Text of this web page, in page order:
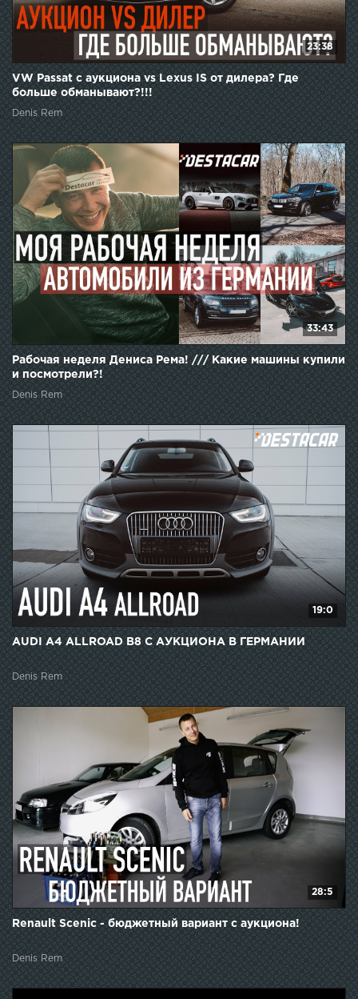
23:38
VW Passat с аукциона vs Lexus IS от дилера? Где
больше обманывают?!!!
Denis Rem
33:43
Рабочая неделя Дениса Рема! /// Какие машины купили
и посмотрели?!
Denis Rem
19:0
AUDI A4 ALLROAD B8 С АУКЦИОНА В ГЕРМАНИИ
Denis Rem
28:5
Renault Scenic - бюджетный вариант с аукциона!
Denis Rem